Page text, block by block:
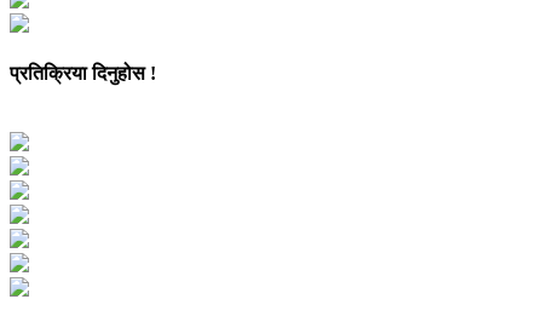
प्रतिक्रिया दिनुहोस !